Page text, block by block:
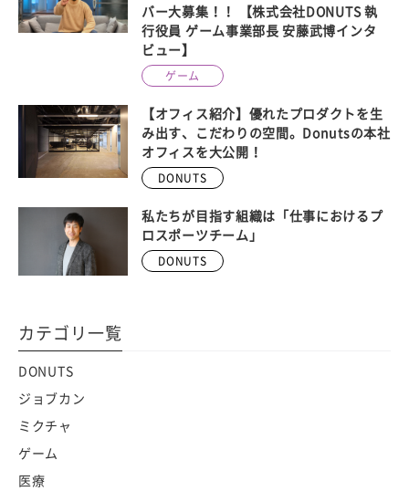
バー大募集！！ 【株式会社DONUTS 執
行役員 ゲーム事業部長 安藤武博インタ
ビュー】
ゲーム
【オフィス紹介】優れたプロダクトを生
み出す、こだわりの空間。Donutsの本社
オフィスを大公開！
DONUTS
私たちが目指す組織は「仕事におけるプ
ロスポーツチーム」
DONUTS
カテゴリ一覧
DONUTS
ジョブカン
ミクチャ
ゲーム
医療